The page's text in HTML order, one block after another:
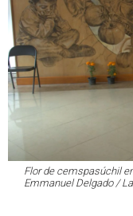
Flor de cemspasúchil
Emmanuel Delgado /